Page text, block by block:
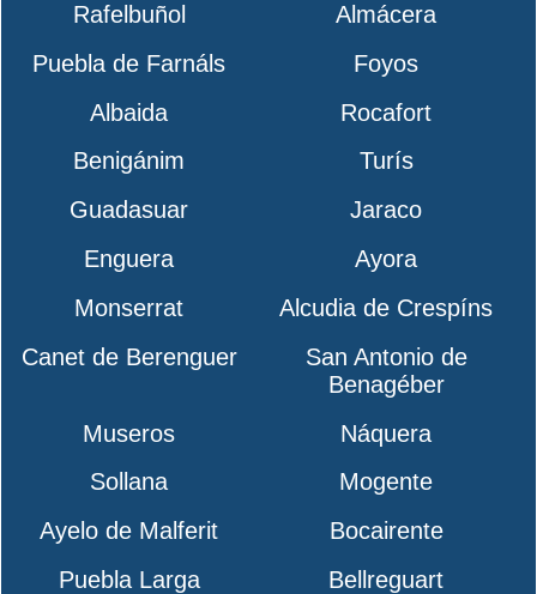
Rafelbuñol
Almácera
Puebla de Farnáls
Foyos
Albaida
Rocafort
Benigánim
Turís
Guadasuar
Jaraco
Enguera
Ayora
Monserrat
Alcudia de Crespíns
Canet de Berenguer
San Antonio de
Benagéber
Museros
Náquera
Sollana
Mogente
Ayelo de Malferit
Bocairente
Puebla Larga
Bellreguart